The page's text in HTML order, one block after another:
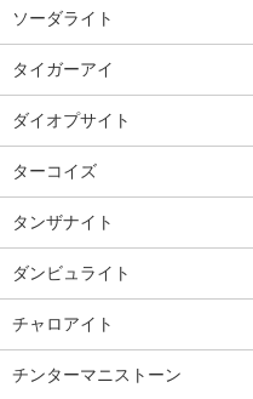
ソーダライト
タイガーアイ
ダイオプサイト
ターコイズ
タンザナイト
ダンビュライト
チャロアイト
チンターマニストーン